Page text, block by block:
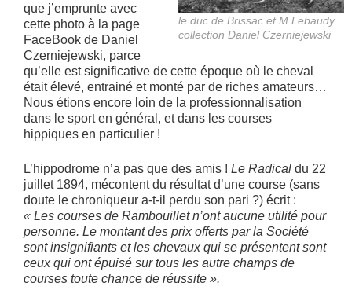
le duc de Brissac et M Lebaudy
collection Daniel Czerniejewski
que j’emprunte avec
cette photo à la page
FaceBook de Daniel
Czerniejewski, parce
qu’elle est significative de cette époque où le cheval
était élevé, entrainé et monté par de riches amateurs…
Nous étions encore loin de la professionnalisation
dans le sport en général, et dans les courses
hippiques en particulier !
L’hippodrome n’a pas que des amis ! Le Radical du 22
juillet 1894, mécontent du résultat d’une course (sans
doute le chroniqueur a-t-il perdu son pari ?) écrit :
« Les courses de Rambouillet n’ont aucune utilité pour
personne. Le montant des prix offerts par la Société
sont insignifiants et les chevaux qui se présentent sont
ceux qui ont épuisé sur tous les autre champs de
courses toute chance de réussite ».